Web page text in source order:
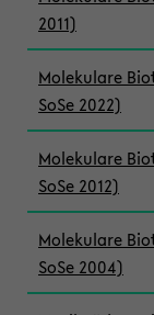
2011)
Molekulare
SoSe 2022)
Molekulare
SoSe 2012)
Molekulare
SoSe 2004)